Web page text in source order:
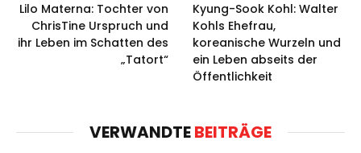
Lilo Materna: Tochter von
ChrisTine Urspruch und
ihr Leben im Schatten des
„Tatort“
Kyung-Sook Kohl: Walter
Kohls Ehefrau,
koreanische Wurzeln und
ein Leben abseits der
Öffentlichkeit
VERWANDTEBEITRÄGE